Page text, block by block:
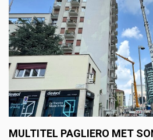
MULTITEL PAGLIERO MET